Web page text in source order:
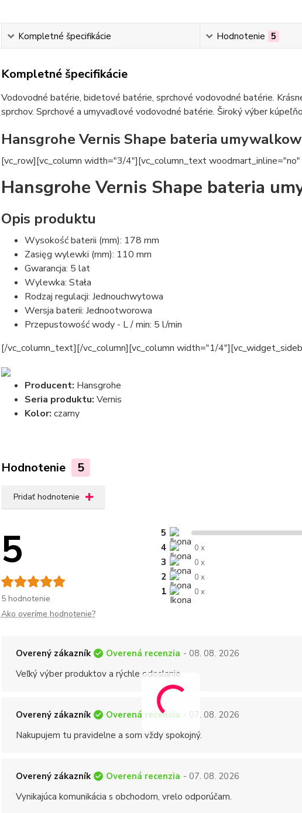
Kompletné špecifikácie Hodnotenie 5
Kompletné špecifikácie
Vodovodné batérie, bidetové batérie, sprchové vodovodné batérie.
sprchov. Sprchové a umyvadlové vodovodné batérie. Široký výber
Hansgrohe Vernis Shape bateria
[vc_row][vc_column width="3/4"][vc_column_text
Hansgrohe Vernis Shape bateria
Opis produktu
Wysokość baterii (mm): 178 mm
Zasięg wylewki (mm): 110 mm
Gwarancja: 5 lat
Wylewka: Stała
Rodzaj regulacji: Jednouchwytowa
Wersja baterii: Jednootworowa
Przepustowość wody - L / min: 5 l/min
[/vc_column_text][/vc_column][vc_column width="1/
Producent: Hansgrohe
Seria produktu: Vernis
Kolor: czarny
Hodnotenie 5
Pridať hodnotenie
5
5 hodnotenie
5
4
0 x
3 0 x
2 0 x
1 0 x
Ako overíme hodnotenie?
Overený zákazník Overená recenzia - 08. 08. 2026
Veľký výber produktov a rýchle odoslanie.
Overený zákazník Overená recenzia - 07. 08. 2026
Nakupujem tu pravidelne a som vždy spokojný.
Overený zákazník Overená recenzia - 07. 08. 2026
Vynikajúca komunikácia s obchodom, vrelo odporúčam.